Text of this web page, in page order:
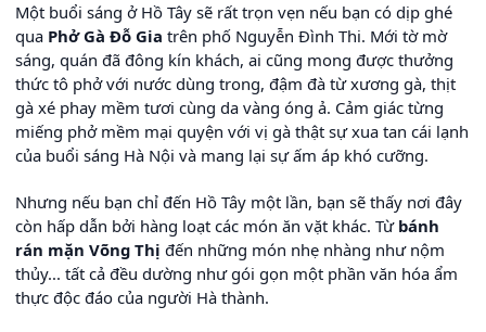
Một buổi sáng ở Hồ Tây sẽ rất trọn vẹn nếu bạn có dịp ghé
qua Phở Gà Đỗ Gia trên phố Nguyễn Đình Thi. Mới tờ mờ
sáng, quán đã đông kín khách, ai cũng mong được thưởng
thức tô phở với nước dùng trong, đậm đà từ xương gà, thịt
gà xé phay mềm tươi cùng da vàng óng ả. Cảm giác từng
miếng phở mềm mại quyện với vị gà thật sự xua tan cái lạnh
của buổi sáng Hà Nội và mang lại sự ấm áp khó cưỡng.
Nhưng nếu bạn chỉ đến Hồ Tây một lần, bạn sẽ thấy nơi đây
còn hấp dẫn bởi hàng loạt các món ăn vặt khác. Từ bánh
rán mặn Võng Thị đến những món nhẹ nhàng như nộm
thủy... tất cả đều dường như gói gọn một phần văn hóa ẩm
thực độc đáo của người Hà thành.